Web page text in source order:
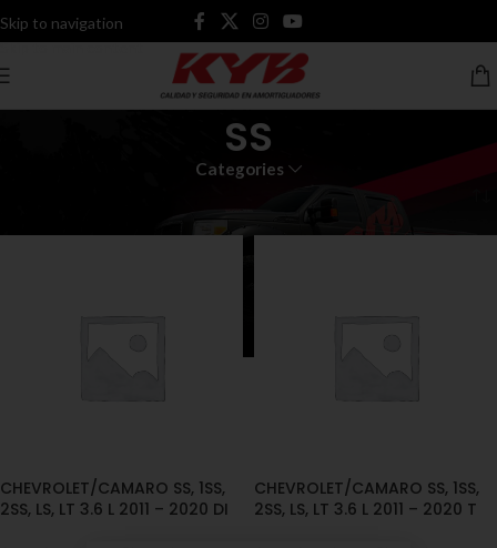
Skip to navigation
Skip to main content
SS
Categories
CHEVROLET/CAMARO SS, 1SS,
2SS, LS, LT 3.6 L 2011 – 2020 DI
CHEVROLET/CAMARO SS, 1SS,
2SS, LS, LT 3.6 L 2011 – 2020 T